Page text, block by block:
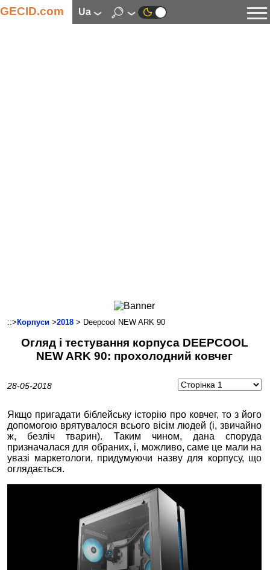
GECID.com ua
Смартфони
Комунікації
Автоелектроніка
::> Корпуси >2018 > Deepcool NEW ARK 90
Огляд і тестування корпуса DEEPCOOL
NEW ARK 90: прохолодний ковчег
28-05-2018
Якщо пригадати біблейську історію про ковчег, то з його
допомогою врятувалося всього вісім людей (і, звичайно
ж, безліч тварин). Таким чином, дана споруда
призначалася для обраних, і, можливо, саме це мали на
увазі маркетологи, придумуючи назву для корпусу, що
оглядається.